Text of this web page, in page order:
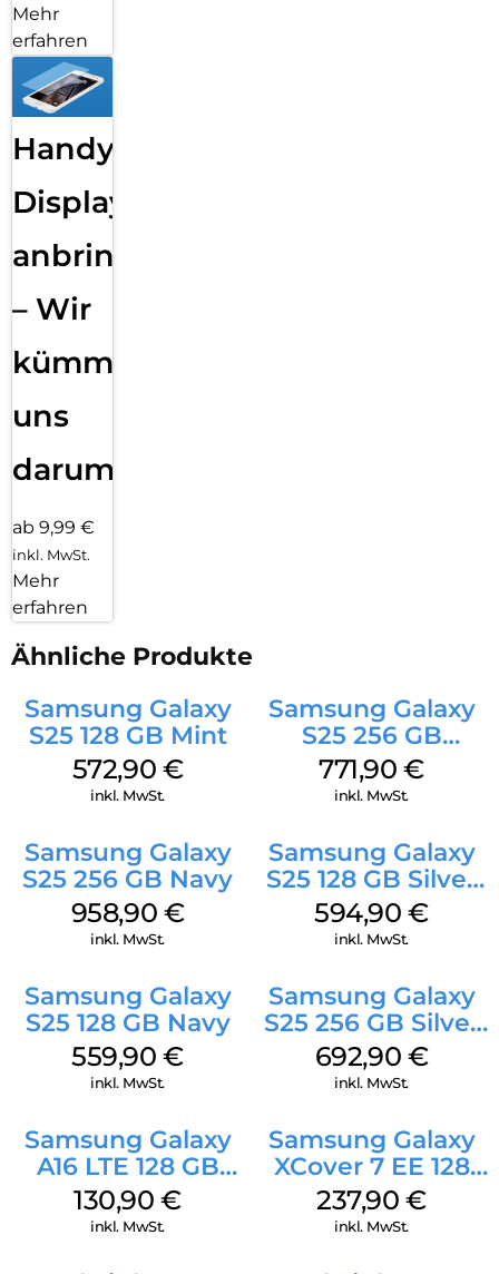
Mehr
erfahren
Handy
Displayfolie
anbringen
– Wir
kümmern
uns
darum!
ab 9,99 €
inkl. MwSt.
Mehr
erfahren
Ähnliche Produkte
Samsung Galaxy
S25 128 GB Mint
572,90 €
inkl. MwSt.
Samsung Galaxy
S25 256 GB
Icyblue
771,90€
inkl. MwSt.
Samsung Galaxy
S25 256 GB Navy
958,90 €
inkl. MwSt.
Samsung Galaxy
S25 128 GB Silver
Shadow
594,90€
inkl. MwSt.
Samsung Galaxy
S25 128 GB Navy
559,90€
inkl. MwSt.
Samsung Galaxy
S25 256 GB Silver
Shadow
692,90 €
inkl. MwSt.
Samsung Galaxy
A16 LTE 128 GB
Black
130,90€
inkl. MwSt.
Samsung Galaxy
XCover 7 EE 128
GB Black
237,90€
inkl. MwSt.